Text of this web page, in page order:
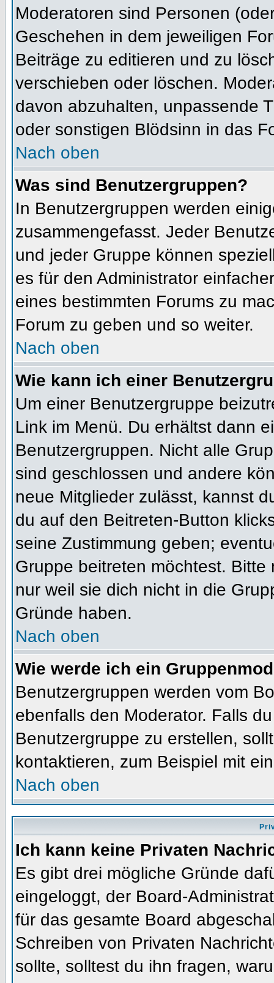
Moderatoren sind Personen
Geschehen in dem jeweiligen
Beiträge zu editieren und zu
verschieben oder löschen.
davon abzuhalten, unpassende
oder sonstigen Blödsinn in das
Nach oben
Was sind Benutzergruppen?
In Benutzergruppen werden
zusammengefasst. Jeder
und jeder Gruppe können
es für den Administrator
eines bestimmten Forums zu
Forum zu geben und so weiter.
Nach oben
Wie kann ich einer
Um einer Benutzergruppe
Link im Menü. Du erhältst dann
Benutzergruppen. Nicht alle
sind geschlossen und andere
neue Mitglieder zulässt, kannst
du auf den Beitreten-Button
seine Zustimmung geben;
Gruppe beitreten möchtest.
nur weil sie dich nicht in die
Gründe haben.
Nach oben
Wie werde ich ein
Benutzergruppen werden vom
ebenfalls den Moderator. Falls
Benutzergruppe zu erstellen,
kontaktieren, zum Beispiel mit
Nach oben
Ich kann keine Privaten
Es gibt drei mögliche Gründe
eingeloggt, der Board-
für das gesamte Board
Schreiben von Privaten
sollte, solltest du ihn fragen,